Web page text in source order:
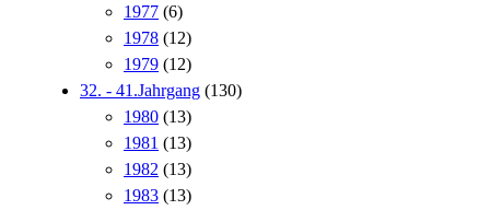
1977 (6)
1978 (12)
1979 (12)
32. - 41.Jahrgang (130)
1980 (13)
1981 (13)
1982 (13)
1983 (13)